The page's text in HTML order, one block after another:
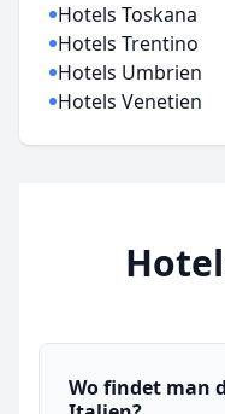
Hotels Toskana
Hotels Trentino
Hotels Umbrien
Hotels Venetien
Wo findet man